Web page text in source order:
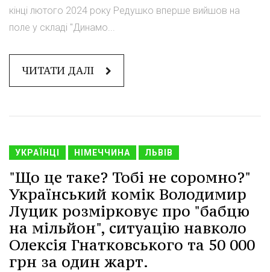
кінці лютого 2024 року Редушко вперше вийшов на
поле у складі "Динамо...
ЧИТАТИ ДАЛІ
УКРАЇНЦІ НІМЕЧЧИНА ЛЬВІВ
"Що це таке? Тобі не соромно?"
Український комік Володимир
Луцик розмірковує про "бабцю
на мільйон", ситуацію навколо
Олексія Гнатковського та 50 000
грн за один жарт.